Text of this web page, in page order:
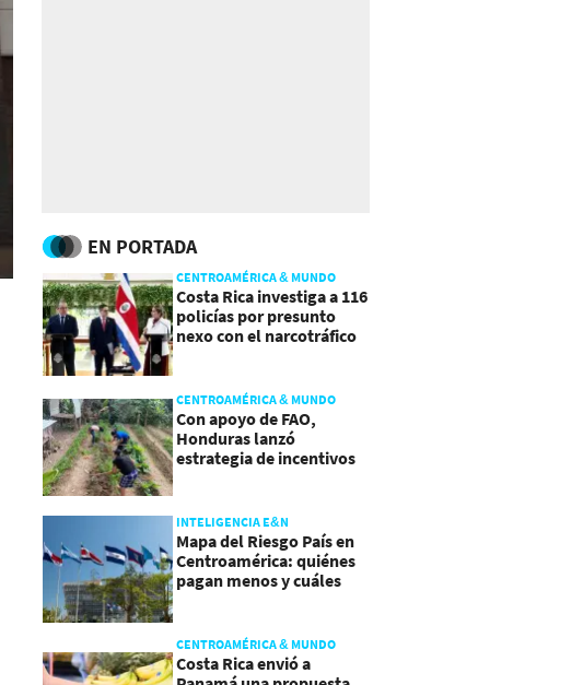
EN PORTADA
CENTROAMÉRICA & MUNDO
Costa Rica investiga a 116
policías por presunto
nexo con el narcotráfico
CENTROAMÉRICA & MUNDO
Con apoyo de FAO,
Honduras lanzó
estrategia de incentivos
INTELIGENCIA E&N
Mapa del Riesgo País en
Centroamérica: quiénes
pagan menos y cuáles
CENTROAMÉRICA & MUNDO
Costa Rica envió a